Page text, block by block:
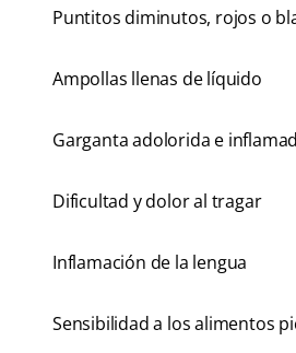
Puntitos diminutos, rojos o
Ampollas llenas de líquido
Garganta adolorida e
Dificultad y dolor al tragar
Inflamación de la lengua
Sensibilidad a los alimentos